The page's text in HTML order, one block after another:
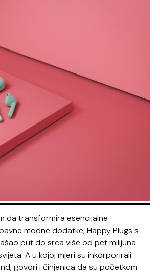
da transformira esencijalne
modne dodatke, Happy Plugs s
put do srca više od pet milijuna
A u kojoj mjeri su inkorporirali
govori i činjenica da su početkom